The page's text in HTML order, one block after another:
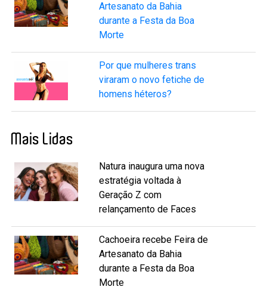
Artesanato da Bahia
durante a Festa da Boa
Morte
Por que mulheres trans
viraram o novo fetiche de
homens héteros?
Mais Lidas
Natura inaugura uma nova
estratégia voltada à
Geração Z com
relançamento de Faces
Cachoeira recebe Feira de
Artesanato da Bahia
durante a Festa da Boa
Morte